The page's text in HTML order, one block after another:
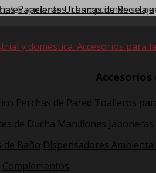
Papeleras Urbanas de Reciclaje
y doméstica. Accesorios
Accesorios
Perchas de Pared Toalleros
de Ducha Manillones
de Baño Dispensadores
Complementos
variantes. Las opciones se